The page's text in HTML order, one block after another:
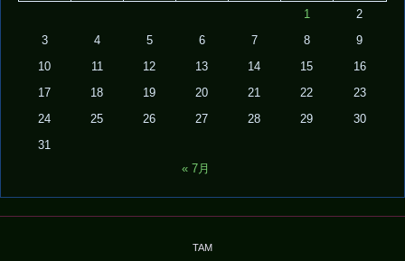
1 2
3 4 5 6 7 8 9
10 11 12 13 14 15 16
17 18 19 20 21 22 23
24 25 26 27 28 29 30
31
« 7月
TAM